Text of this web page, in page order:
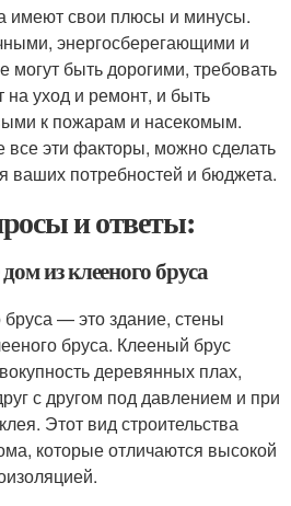
имеют свои плюсы и минусы.
энергосберегающими и
могут быть дорогими, требовать
на уход и ремонт, и быть
к пожарам и насекомым.
эти факторы, можно сделать
ваших потребностей и бюджета.
и ответы:
из клееного бруса
— это здание, стены
бруса. Клееный брус
деревянных плах,
с другом под давлением и при
Этот вид строительства
которые отличаются высокой